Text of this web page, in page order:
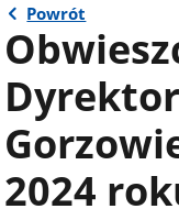
Powrót
2024